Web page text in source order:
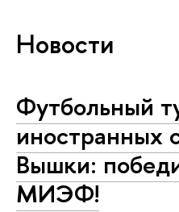
Новости
Футбольный
иностранных
Вышки:
МИЭФ!